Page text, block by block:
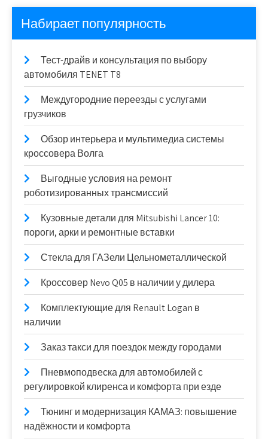
Набирает популярность
Тест-драйв и консультация по выбору
автомобиля TENET T8
Междугородние переезды с услугами
грузчиков
Обзор интерьера и мультимедиа системы
кроссовера Волга
Выгодные условия на ремонт
роботизированных трансмиссий
Кузовные детали для Mitsubishi Lancer 10:
пороги, арки и ремонтные вставки
Стекла для ГАЗели Цельнометаллической
Кроссовер Nevo Q05 в наличии у дилера
Комплектующие для Renault Logan в
наличии
Заказ такси для поездок между городами
Пневмоподвеска для автомобилей с
регулировкой клиренса и комфорта при езде
Тюнинг и модернизация КАМАЗ: повышение
надёжности и комфорта